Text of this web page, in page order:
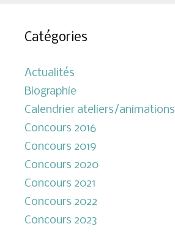
Catégories
Actualités
Biographie
Calendrier ateliers/animations
Concours 2016
Concours 2019
Concours 2020
Concours 2021
Concours 2022
Concours 2023